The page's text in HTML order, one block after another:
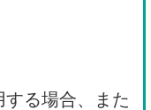
る場合、また